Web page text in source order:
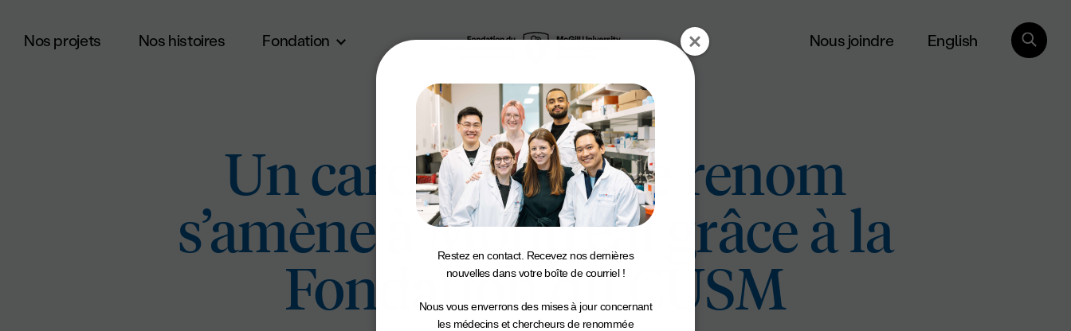
Aller au contenu principal
Nos projets Nos histoires Fondation Nous joindre English
Un cardiologue de renom
s’amène à Montréal grâce à la
Fondation du CUSM
Restez en contact. Recevez nos dernières
nouvelles dans votre boîte de courriel !
Nous vous enverrons des mises à jour concernant
les médecins et chercheurs de renommée